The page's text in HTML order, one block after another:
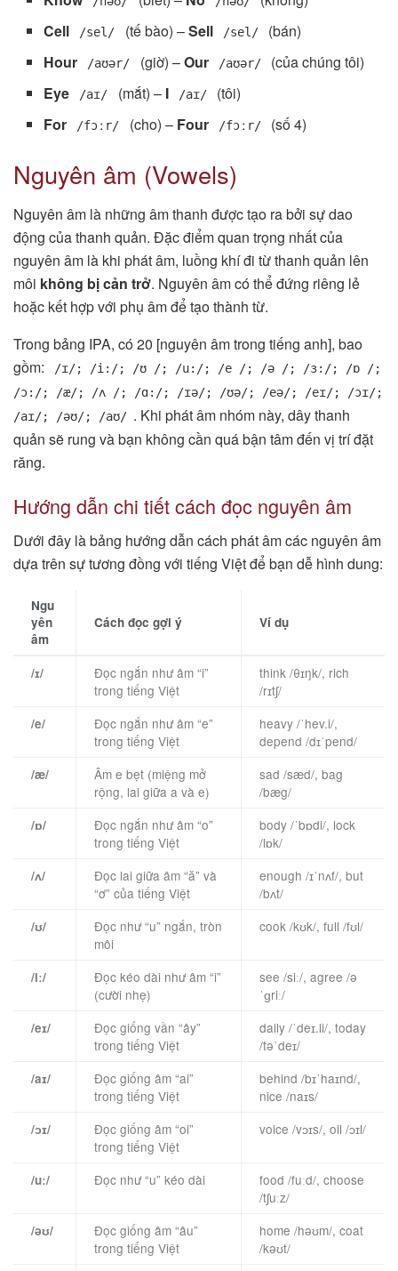
Cell
/sel/ (tế bào) –Sell /sel/
(bán)
Hour
/aʊər/ (giờ) –Our /aʊər/
(của chúng tôi)
Eye
/aɪ/ (mắt) – I /aɪ/
(tôi)
For
/fɔːr/ (cho) – Four /fɔːr/ (số 4)
Nguyên âm (Vowels)
Nguyên âm là những âm thanh được tạo ra bởi sự dao
động của thanh quản. Đặc điểm quan trọng nhất của
nguyên âm là khi phát âm, luồng khí đi từ thanh quản lên
môi không bị cản trở. Nguyên âm có thể đứng riêng lẻ
hoặc kết hợp với phụ âm để tạo thành từ.
Trong bảng IPA, có 20 [nguyên âm trong tiếng anh], bao
gồm:
/ɪ/; /i:/; /ʊ /; /u:/; /e /; /ə /; /ɜ:/; /ɒ /;
/ɔ:/; /æ/; /ʌ /; /ɑ:/; /ɪə/; /ʊə/; /eə/; /eɪ/; /ɔɪ/;
/aɪ/; /əʊ/; /aʊ/ . Khi phát âm nhóm này, dây thanh
quản sẽ rung và bạn không cần quá bận tâm đến vị trí đặt
răng.
Hướng dẫn chi tiết cách đọc nguyên âm
Dưới đây là bảng hướng dẫn cách phát âm các nguyên âm
dựa trên sự tương đồng với tiếng Việt để bạn dễ hình dung:
Ngu
yên
âm
Cách đọc gợi ý Ví dụ
/ɪ/
Đọc ngắn như âm “i”
trong tiếng Việt
think /θɪŋk/, rich
/rɪtʃ/
/e/
Đọc ngắn như âm “e”
trong tiếng Việt
heavy /ˈhev.i/,
depend /dɪˈpend/
/æ/
Âm e bẹt (miệng mở
rộng, lai giữa a và e)
sad /sæd/, bag
/bæg/
/ɒ/
Đọc ngắn như âm “o”
trong tiếng Việt
body /ˈbɒdi/, lock
/lɒk/
/ʌ/
Đọc lai giữa âm “ă” và
“ơ” của tiếng Việt
enough /ɪˈnʌf/, but
/bʌt/
/ʊ/
Đọc như “u” ngắn, tròn
môi
cook /kʊk/, full /fʊl/
/iː/
Đọc kéo dài như âm “i”
(cười nhẹ)
see /siː/, agree /ə
ˈɡriː/
/eɪ/
Đọc giống vần “ây”
trong tiếng Việt
daily /ˈdeɪ.li/, today
/təˈdeɪ/
/aɪ/
Đọc giống âm “ai”
trong tiếng Việt
behind /bɪˈhaɪnd/,
nice /naɪs/
/ɔɪ/
Đọc giống âm “oi”
trong tiếng Việt
voice /vɔɪs/, oil /ɔɪl/
/uː/ Đọc như “u” kéo dài
food /fuːd/, choose
/tʃuːz/
/əʊ/
Đọc giống âm “âu”
trong tiếng Việt
home /həʊm/, coat
/kəʊt/